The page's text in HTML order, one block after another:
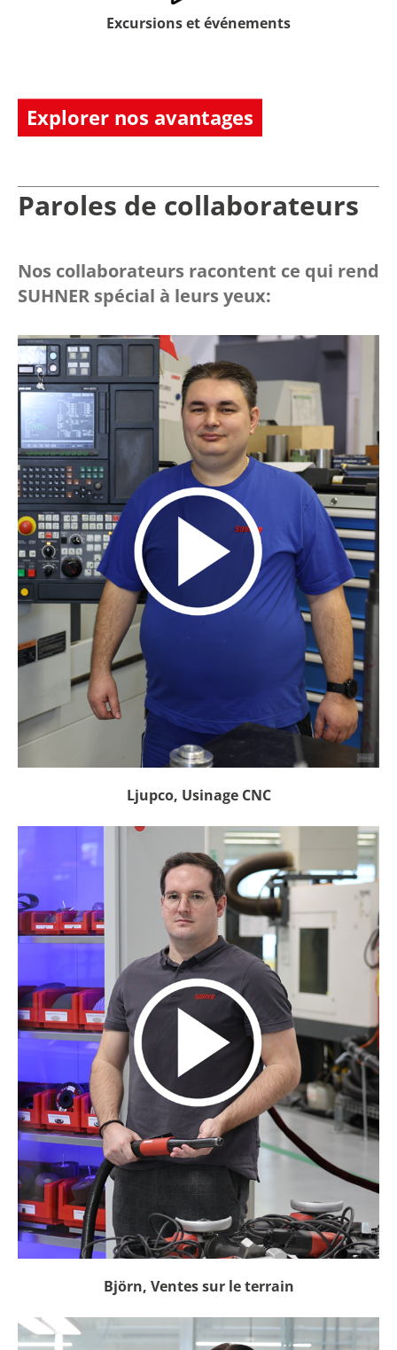
Excursions et événements
Explorer nos avantages
Paroles de collaborateurs
Nos collaborateurs racontent ce qui rend
SUHNER spécial à leurs yeux:
Ljupco, Usinage CNC
Björn, Ventes sur le terrain